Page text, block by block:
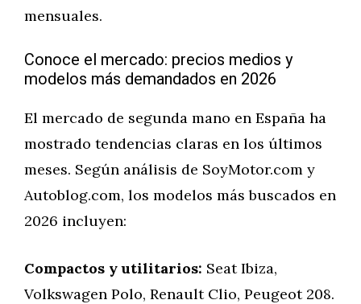
mensuales.
Conoce el mercado: precios medios y
modelos más demandados en 2026
El mercado de segunda mano en España ha
mostrado tendencias claras en los últimos
meses. Según análisis de SoyMotor.com y
Autoblog.com, los modelos más buscados en
2026 incluyen:
Compactos y utilitarios: Seat Ibiza,
Volkswagen Polo, Renault Clio, Peugeot 208.